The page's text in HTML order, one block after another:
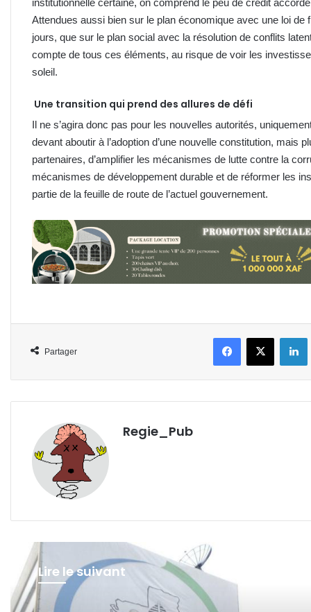
Attendues aussi bien sur le plan économique avec une loi
jours, que sur le plan social avec la résolution de conflits
compte de tous ces éléments, au risque de voir les
soleil.
Une transition qui prend des allures de défi
Il ne s’agira donc pas pour les nouvelles autorités,
devant aboutir à l’adoption d’une nouvelle constitution, mais
partenaires, d’amplifier les mécanismes de lutte contre la
mécanismes de développement durable et de réformer les
partie de la feuille de route de l’actuel gouvernement.
Partager
FacebookX
Regie_Pub
Lire le suivant